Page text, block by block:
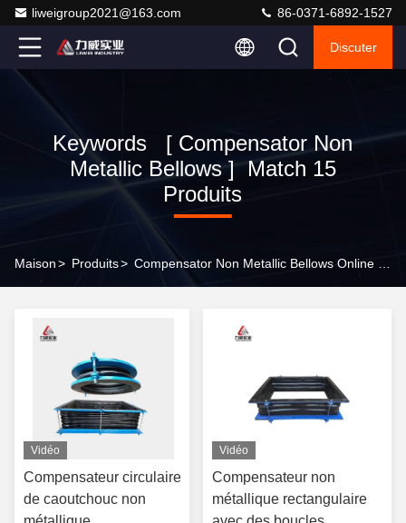
liweigroup2021@163.com 86-0371-6892-1527
Discuter
Keywords [ Compensator Non
Metallic Bellows ] Match 15
Produits
Maison> Produits>
Vidéo
Compensateur circulaire
de caoutchouc non
Vidéo
Compensateur non
métallique rectangulaire